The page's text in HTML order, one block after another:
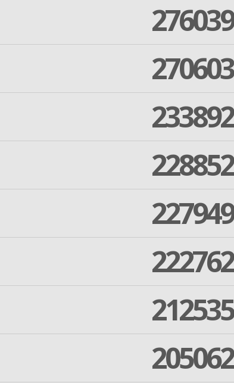
276039
270603
233892
228852
227949
222762
212535
205062